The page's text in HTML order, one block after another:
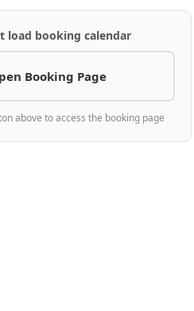
load booking calendar
Booking Page
above to access the booking page